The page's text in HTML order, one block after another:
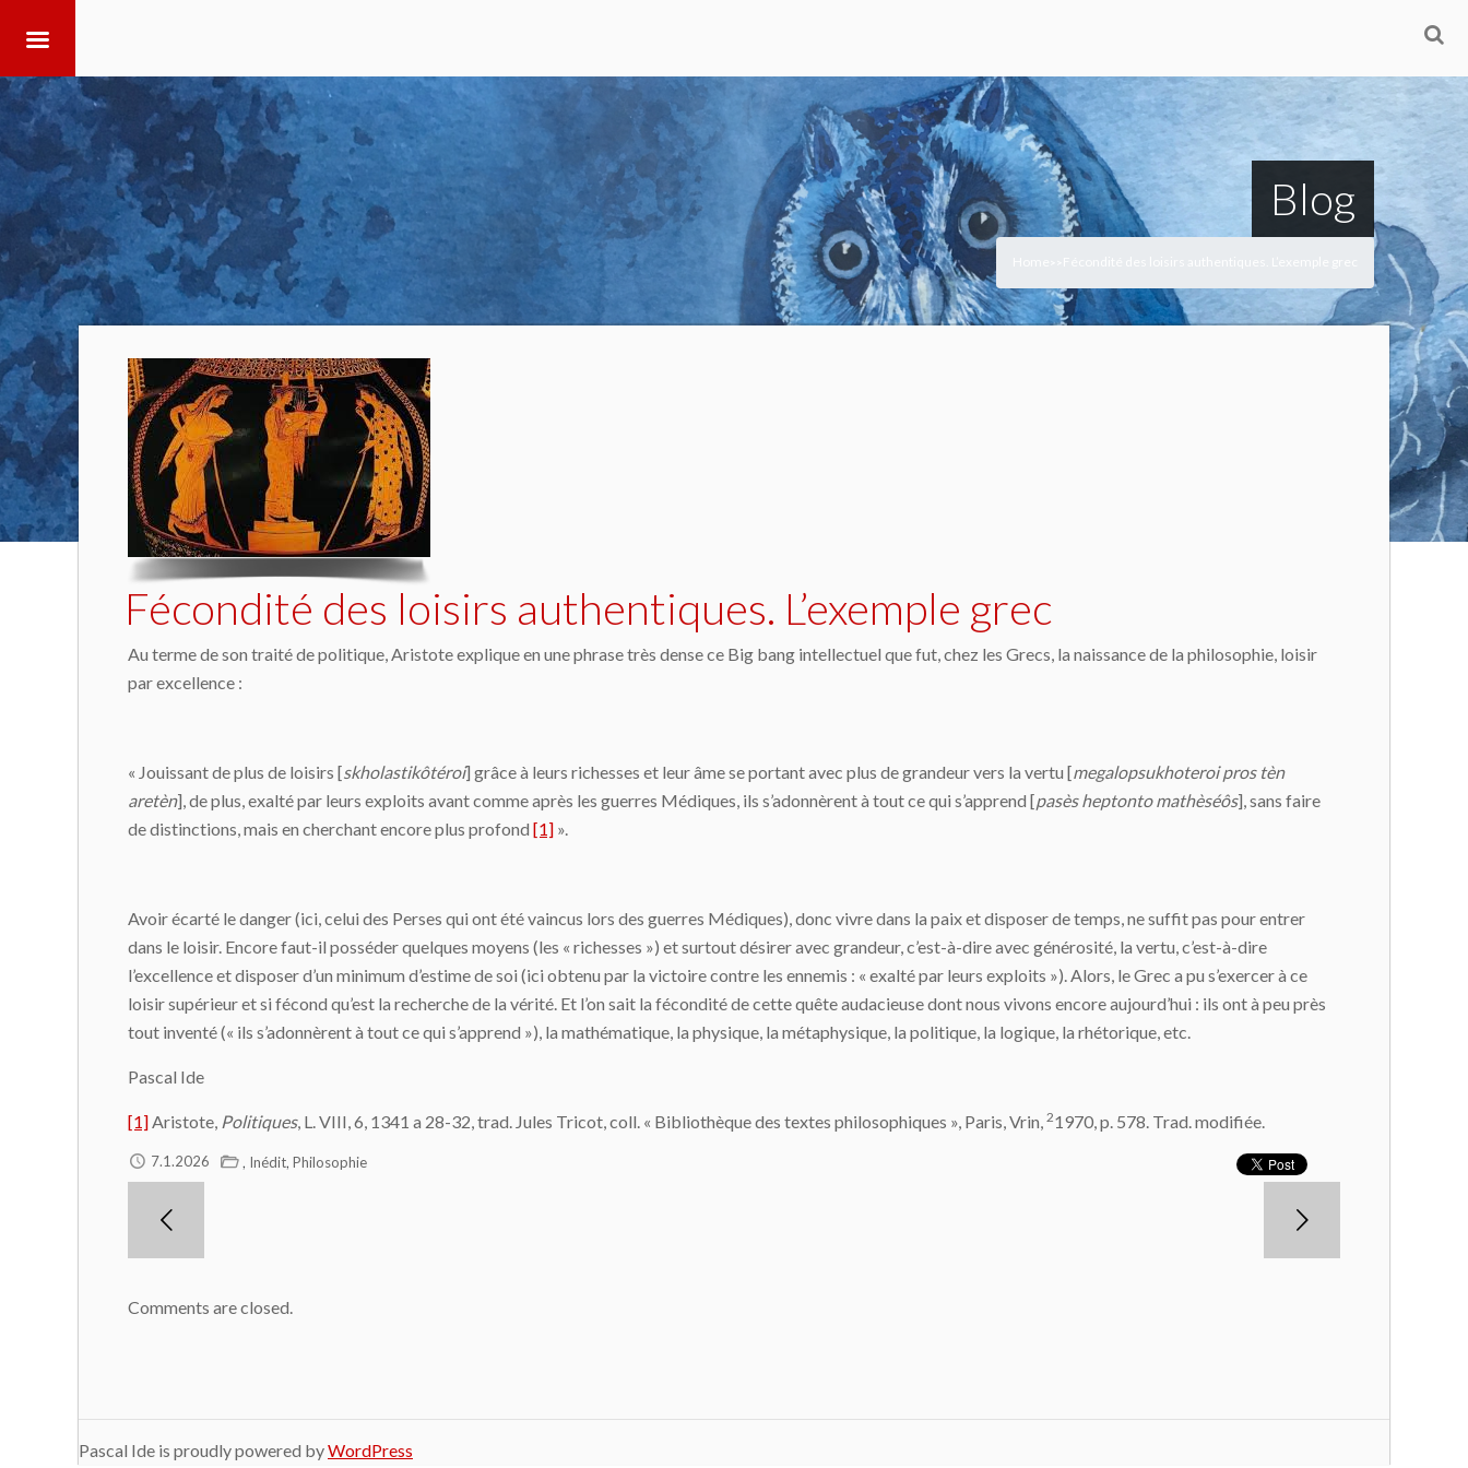
Blog
Fécondité des loisirs authentiques. L’exemple grec
Au terme de son traité de politique, Aristote explique en une phrase très dense ce Big bang intellectuel que fut, chez les Grecs, la naissance de la philosophie, loisir
par excellence :
« Jouissant de plus de loisirs [skholastikôtéroi] grâce à leurs richesses et leur âme se portant avec plus de grandeur vers la vertu [megalopsukhoteroi pros tèn
aretèn], de plus, exalté par leurs exploits avant comme après les guerres Médiques, ils s’adonnèrent à tout ce qui s’apprend [pasès heptonto mathèséôs], sans faire
de distinctions, mais en cherchant encore plus profond [1] ».
Avoir écarté le danger (ici, celui des Perses qui ont été vaincus lors des guerres Médiques), donc vivre dans la paix et disposer de temps, ne suffit pas pour entrer
dans le loisir. Encore faut-il posséder quelques moyens (les « richesses ») et surtout désirer avec grandeur, c’est-à-dire avec générosité, la vertu, c’est-à-dire
l’excellence et disposer d’un minimum d’estime de soi (ici obtenu par la victoire contre les ennemis : « exalté par leurs exploits »). Alors, le Grec a pu s’exercer à ce
loisir supérieur et si fécond qu’est la recherche de la vérité. Et l’on sait la fécondité de cette quête audacieuse dont nous vivons encore aujourd’hui : ils ont à peu près
tout inventé (« ils s’adonnèrent à tout ce qui s’apprend »), la mathématique, la physique, la métaphysique, la politique, la logique, la rhétorique, etc.
Pascal Ide
[1]Aristote, Politiques, L. VIII, 6, 1341 a 28-32, trad. Jules Tricot, coll. « Bibliothèque des textes philosophiques », Paris, Vrin, 21970, p. 578. Trad. modifiée.
7.1.2026 , Inédit, Philosophie
Comments are closed.
Pascal Ide is proudly powered byWordPress